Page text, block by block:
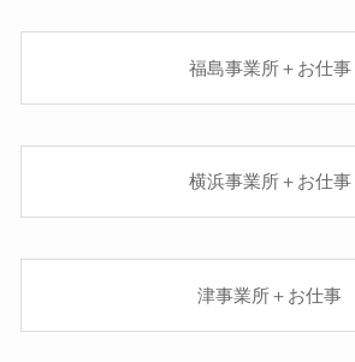
福島事業所＋お仕事
横浜事業所＋お仕事
津事業所＋お仕事